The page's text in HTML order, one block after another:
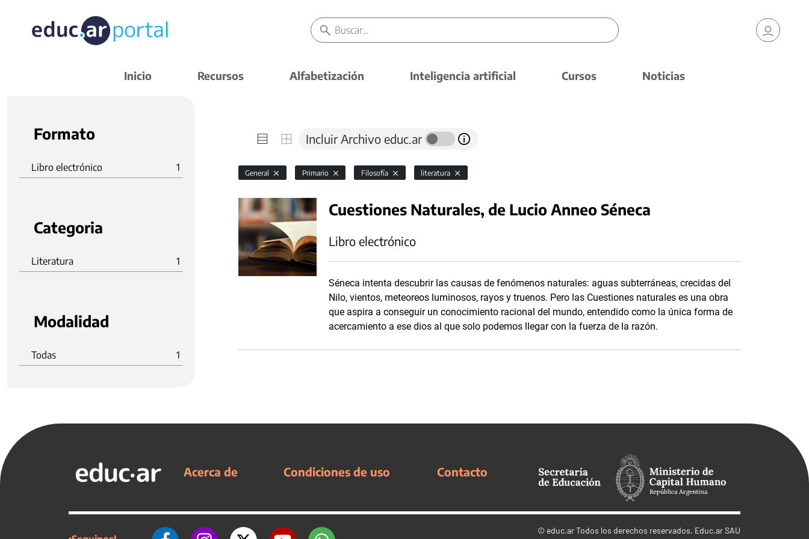
Inicio Recursos Alfabetización Inteligencia artificial Cursos Noticias
Formato
Libro electrónico 1
Categoria
Literatura 1
Modalidad
Todas 1
Incluir Archivo educ.ar
General Primario Filosofía literatura
Cuestiones Naturales, de Lucio Anneo Séneca
Libro electrónico
Séneca intenta descubrir las causas de fenómenos naturales: aguas subterráneas, crecidas del
Nilo, vientos, meteoreos luminosos, rayos y truenos. Pero las Cuestiones naturales es una obra
que aspira a conseguir un conocimiento racional del mundo, entendido como la única forma de
acercamiento a ese dios al que solo podemos llegar con la fuerza de la razón.
Acerca de Condiciones de uso Contacto
© educ.arTodos los derechos reservados. Educ.ar SAU